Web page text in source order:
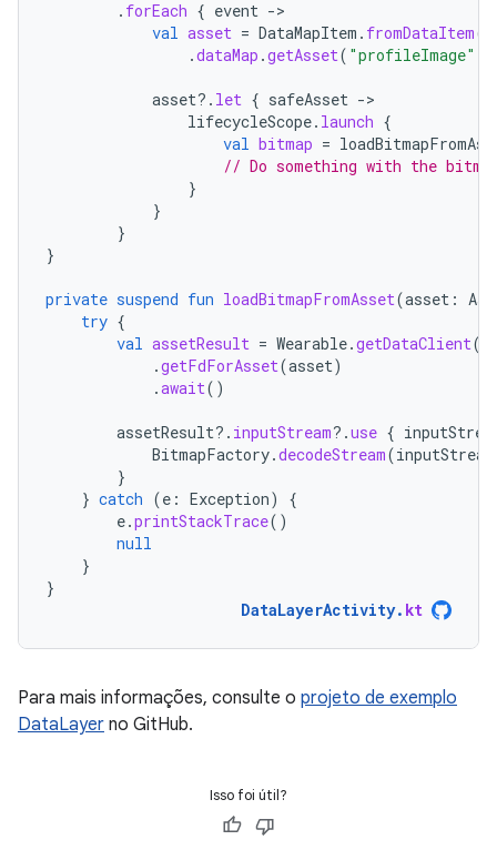
. forEach { event -
val asset = DataMapItem . fromDataItem(
.dataMap .getAsset( "profileImage"
asset?. let { safeAsset -
lifecycleScope. launch {
val bitmap =
// Do something with the
}
}
}
}
private suspend fun loadBitmapFromAsset(asset :
try {
val assetResult = Wearable.getDataClient(
.getFdForAsset(asset)
.await()
assetResult?. inputStream?.use {
BitmapFactory.decodeStream(inputStream
}
} catch (e : Exception)
{
e.printStackTrace()
null
}
}
DataLayerActivity. kt
Para mais informações, consulte o projeto de exemplo
DataLayer no GitHub.
Isso foi útil?